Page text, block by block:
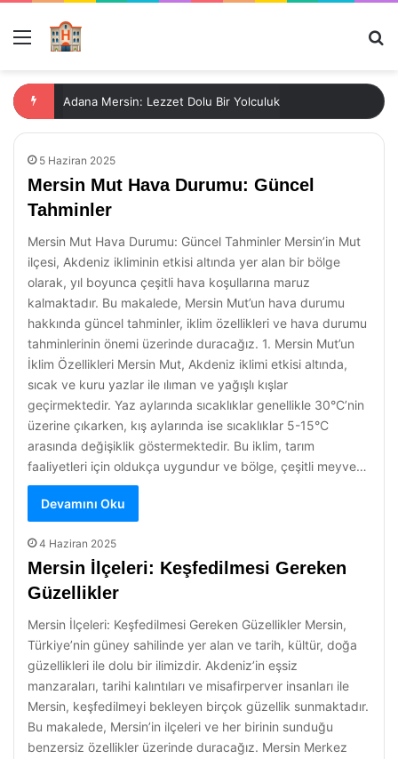
Menü
Adana Mersin: Lezzet Dolu Bir Yolculuk
5 Haziran 2025
Mersin Mut Hava Durumu: Güncel
Tahminler
Mersin Mut Hava Durumu: Güncel Tahminler Mersin’in Mut
ilçesi, Akdeniz ikliminin etkisi altında yer alan bir bölge
olarak, yıl boyunca çeşitli hava koşullarına maruz
kalmaktadır. Bu makalede, Mersin Mut’un hava durumu
hakkında güncel tahminler, iklim özellikleri ve hava durumu
tahminlerinin önemi üzerinde duracağız. 1. Mersin Mut’un
İklim Özellikleri Mersin Mut, Akdeniz iklimi etkisi altında,
sıcak ve kuru yazlar ile ılıman ve yağışlı kışlar
geçirmektedir. Yaz aylarında sıcaklıklar genellikle 30°C’nin
üzerine çıkarken, kış aylarında ise sıcaklıklar 5-15°C
arasında değişiklik göstermektedir. Bu iklim, tarım
faaliyetleri için oldukça uygundur ve bölge, çeşitli meyve…
Devamını Oku
4 Haziran 2025
Mersin İlçeleri: Keşfedilmesi Gereken
Güzellikler
Mersin İlçeleri: Keşfedilmesi Gereken Güzellikler Mersin,
Türkiye’nin güney sahilinde yer alan ve tarih, kültür, doğa
güzellikleri ile dolu bir ilimizdir. Akdeniz’in eşsiz
manzaraları, tarihi kalıntıları ve misafirperver insanları ile
Mersin, keşfedilmeyi bekleyen birçok güzellik sunmaktadır.
Bu makalede, Mersin’in ilçeleri ve her birinin sunduğu
benzersiz özellikler üzerinde duracağız. Mersin Merkez